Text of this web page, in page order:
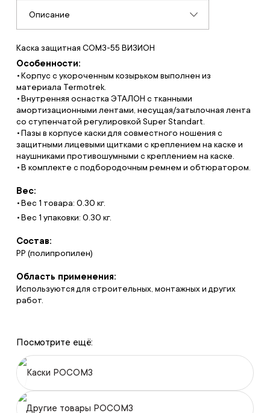
Описание
Каска защитная СОМЗ-55 ВИЗИОН
Особенности:
Корпус с укороченным козырьком выполнен из
материала Termotrek.
Внутренняя оснастка ЭТАЛОН с тканными
амортизационными лентами, несущая/затылочная лента
со ступенчатой регулировкой Super Standart.
Пазы в корпусе каски для совместного ношения с
защитными лицевыми щитками с креплением на каске и
наушниками противошумными с креплением на каске.
В комплекте с подбородочным ремнем и обтюратором.
Вес:
Вес 1 товара: 0.30 кг.
Вес 1 упаковки: 0.30 кг.
Состав:
PP (полипропилен)
Область применения:
Используются для строительных, монтажных и других
работ.
Посмотрите ещё:
Каски РОСОМЗ
Другие товары РОСОМЗ